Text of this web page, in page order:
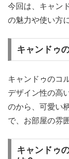
今回は、キャン
の魅力や使い方
キャンドゥ
キャンドゥのコ
デザイン性の高
のから、可愛い
で、お部屋の雰
キャンドゥ